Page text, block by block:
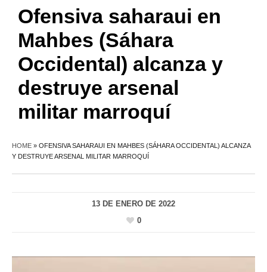
Ofensiva saharaui en
Mahbes (Sáhara
Occidental) alcanza y
destruye arsenal
militar marroquí
HOME » OFENSIVA SAHARAUI EN MAHBES (SÁHARA OCCIDENTAL) ALCANZA
Y DESTRUYE ARSENAL MILITAR MARROQUÍ
13 DE ENERO DE 2022
0